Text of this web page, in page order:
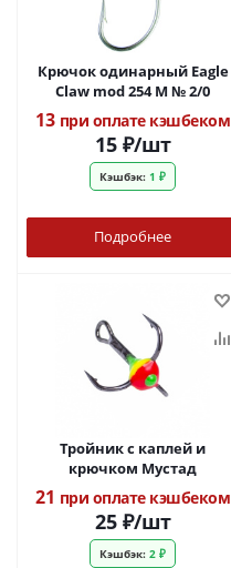
Крючок одинарный Eagle
Claw mod 254 М № 2/0
13 при оплате кэшбеком
15₽/шт
Кэшбэк: 1 ₽
Подробнее
Тройник с каплей и
крючком Мустад
21 при оплате кэшбеком
25₽/шт
Кэшбэк: 2 ₽